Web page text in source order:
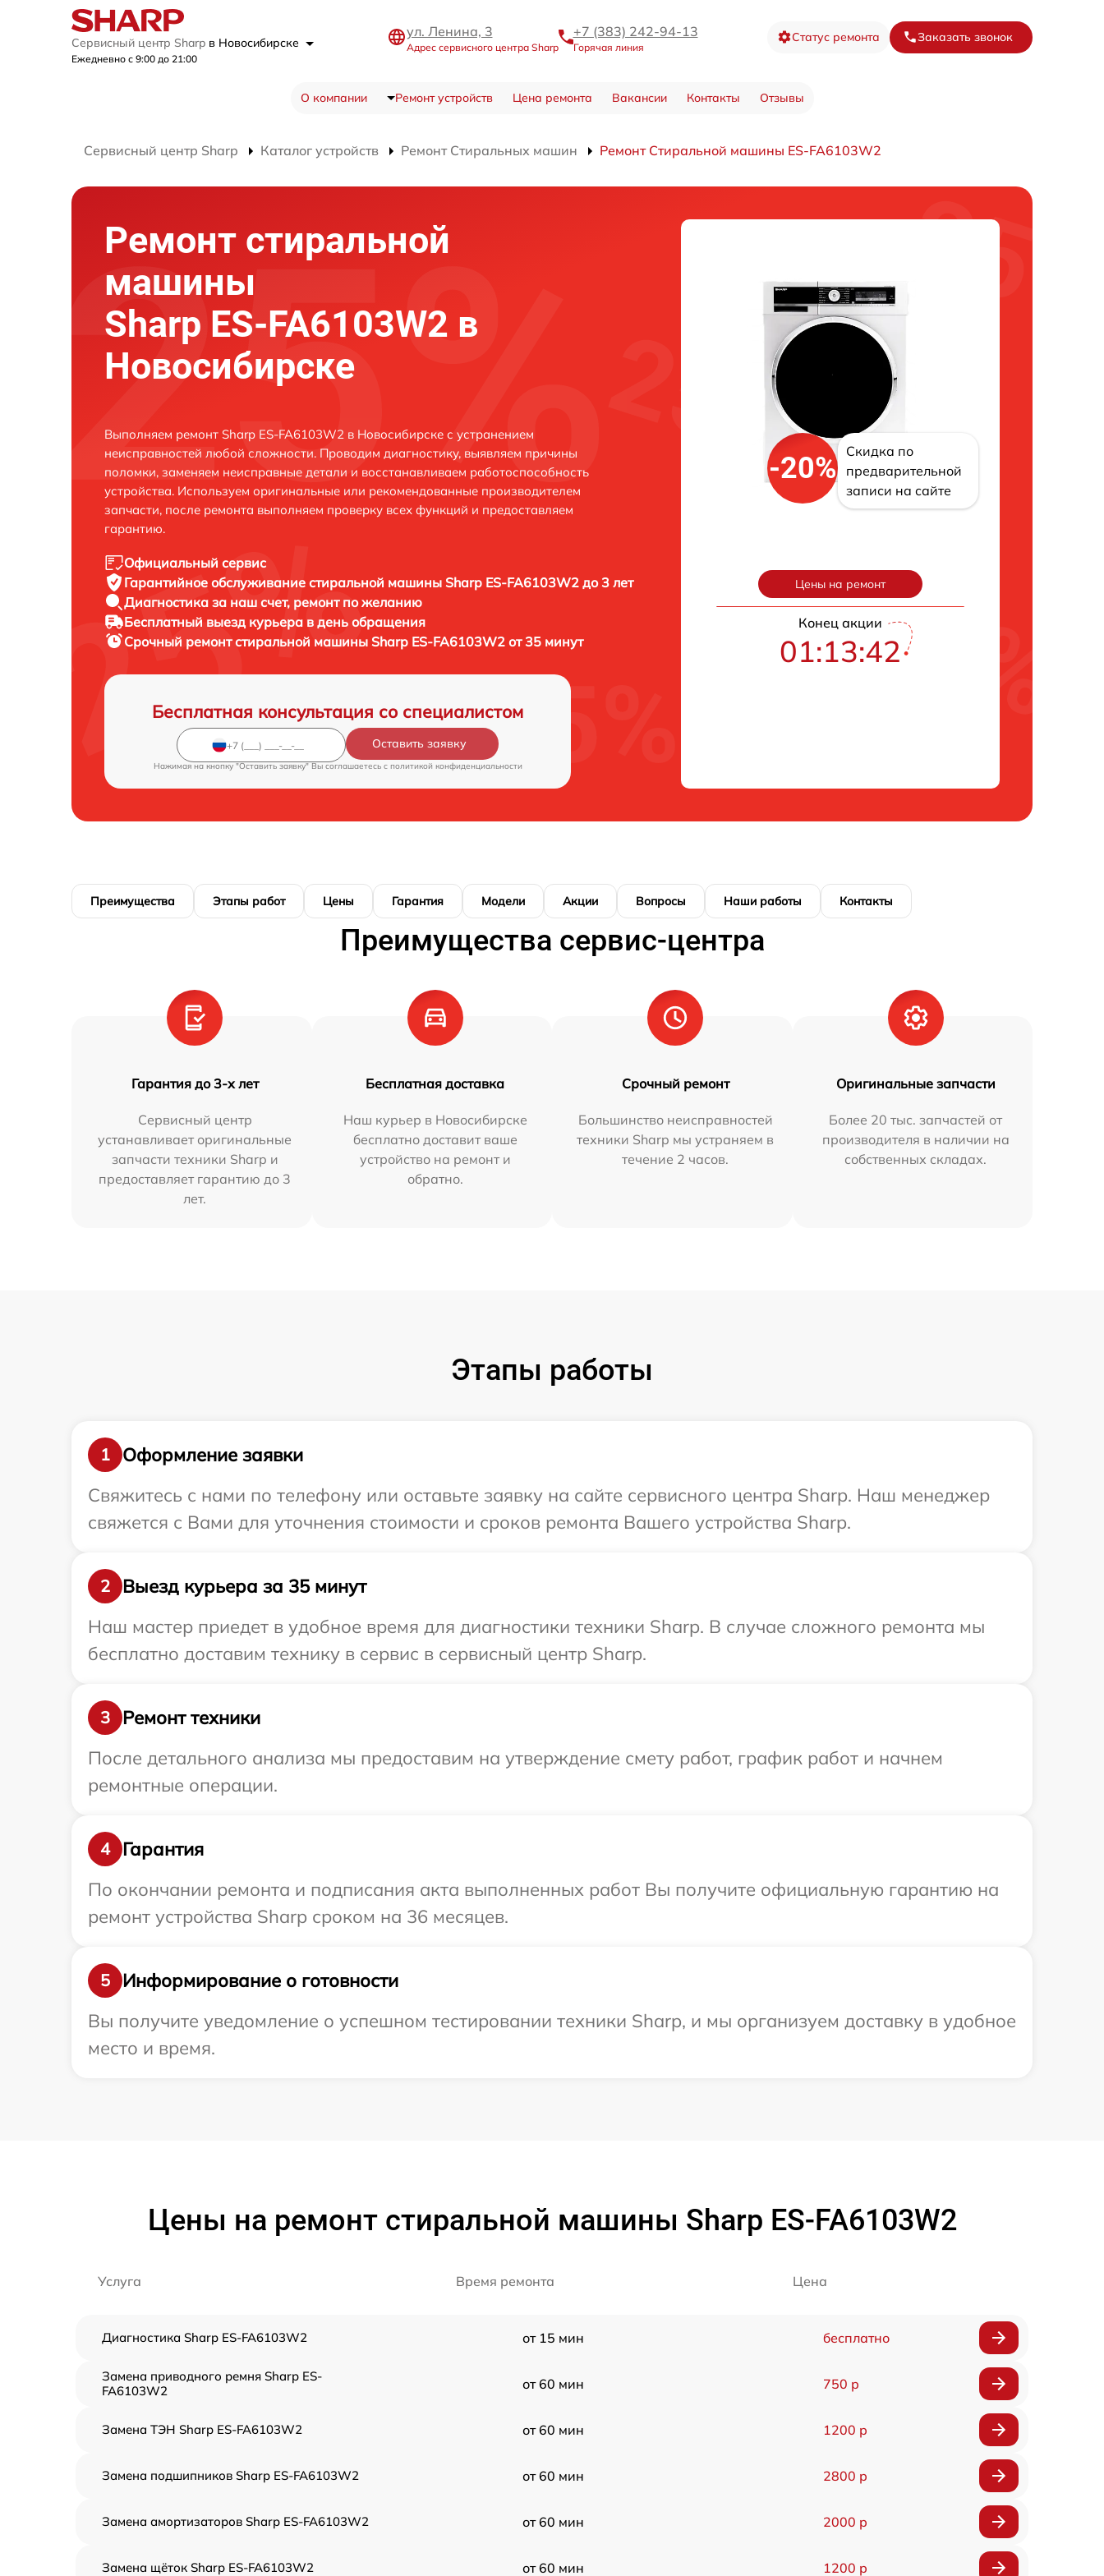
Сервисный центр Sharp в Новосибирске
Ежедневно с 9:00 до 21:00
ул. Ленина, 3
Адрес сервисного центра Sharp
+7 (383) 242-94-13
Горячая линия
Статус ремонта Заказать звонок
О компании Ремонт устройств Цена ремонта Вакансии Контакты Отзывы
Сервисный центр Sharp Каталог устройств Ремонт Стиральных машин Ремонт Стиральной машины ES-FA6103W2
Ремонт стиральной
машины
Sharp ES-FA6103W2 в
Новосибирске
Выполняем ремонт Sharp ES-FA6103W2 в Новосибирске с устранением
неисправностей любой сложности. Проводим диагностику, выявляем причины
поломки, заменяем неисправные детали и восстанавливаем работоспособность
устройства. Используем оригинальные или рекомендованные производителем
запчасти, после ремонта выполняем проверку всех функций и предоставляем
гарантию.
Официальный сервис
Гарантийное обслуживание стиральной машины Sharp ES-FA6103W2 до 3 лет
Диагностика за наш счет, ремонт по желанию
Бесплатный выезд курьера в день обращения
Срочный ремонтстиральной машины Sharp ES-FA6103W2 от 35 минут
Бесплатная консультация со специалистом
Оставить заявку
Нажимая на кнопку "Оставить заявку" Вы соглашаетесь c политикой конфиденциальности
-20%
Скидка по
предварительной
записи на сайте
Цены на ремонт
Конец акции
01:13:41
Преимущества Этапы работ Цены Гарантия Модели Акции Вопросы Наши работы Контакты
Преимущества сервис-центра
Гарантия до 3-х лет
Сервисный центр
устанавливает оригинальные
запчасти техники Sharp и
предоставляет гарантию до 3
лет.
Бесплатная доставка
Наш курьер в Новосибирске
бесплатно доставит ваше
устройство на ремонт и
обратно.
Срочный ремонт
Большинство неисправностей
техники Sharp мы устраняем в
течение 2 часов.
Оригинальные запчасти
Более 20 тыс. запчастей от
производителя в наличии на
собственных складах.
Этапы работы
1
Оформление заявки
Свяжитесь с нами по телефону или оставьте заявку на сайте сервисного центра Sharp. Наш менеджер
свяжется с Вами для уточнения стоимости и сроков ремонта Вашего устройства Sharp.
2
Выезд курьера за 35 минут
Наш мастер приедет в удобное время для диагностики техники Sharp. В случае сложного ремонта мы
бесплатно доставим технику в сервис в сервисный центр Sharp.
3
Ремонт техники
После детального анализа мы предоставим на утверждение смету работ, график работ и начнем
ремонтные операции.
4
Гарантия
По окончании ремонта и подписания акта выполненных работ Вы получите официальную гарантию на
ремонт устройства Sharp сроком на 36 месяцев.
5
Информирование о готовности
Вы получите уведомление о успешном тестировании техники Sharp, и мы организуем доставку в удобное
место и время.
Цены на ремонт стиральной машины Sharp ES-FA6103W2
Услуга Время ремонта Цена
Диагностика Sharp ES-FA6103W2 от 15 мин бесплатно
Замена приводного ремня Sharp ES-
FA6103W2
от 60 мин 750 р
Замена ТЭН Sharp ES-FA6103W2 от 60 мин 1200 р
Замена подшипников Sharp ES-FA6103W2 от 60 мин 2800 р
Замена амортизаторов Sharp ES-FA6103W2 от 60 мин 2000 р
Замена щёток Sharp ES-FA6103W2 от 60 мин 1200 р